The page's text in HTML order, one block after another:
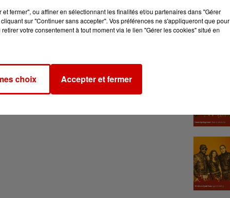
fermer", ou affiner en sélectionnant les finalités et/ou partenaires dans "Gérer
sur "Continuer sans accepter". Vos préférences ne s'appliqueront que pour
votre consentement à tout moment via le lien "Gérer les cookies" situé en
choix Accepter et fermer